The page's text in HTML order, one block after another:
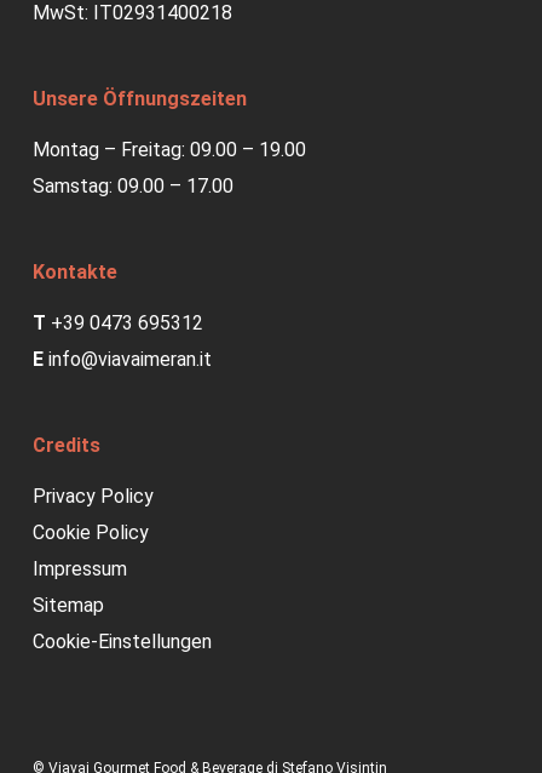
MwSt: IT02931400218
Unsere Öffnungszeiten
Montag – Freitag: 09.00 – 19.00
Samstag: 09.00 – 17.00
Kontakte
T +39 0473 695312
E info@viavaimeran.it
Credits
Privacy Policy
Cookie Policy
Impressum
Sitemap
Cookie-Einstellungen
© Viavai Gourmet Food & Beverage di Stefano Visintin